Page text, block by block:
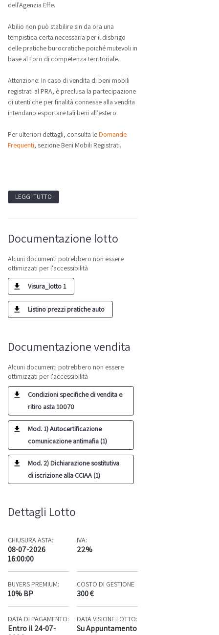
dell'Agenzia Effe.
Abilio non può stabilire sin da ora una
tempistica certa necessaria per il disbrigo
delle pratiche burocratiche poiché mutevoli in
base al Foro di competenza territoriale.
Attenzione: In caso di vendita di beni mobili
registrati al PRA, è preclusa la partecipazione
di utenti che per finalità connesse alla vendita
intendano esportare tali beni all’estero.
Per ulteriori dettagli, consulta leDomande
Frequenti, sezione Beni Mobili Registrati.
LEGGI TUTTO
Documentazione lotto
Alcuni documenti potrebbero non essere
ottimizzati per l'accessibilità
Visura_lotto 1
Listino prezzi pratiche auto
Documentazione vendita
Alcuni documenti potrebbero non essere
ottimizzati per l'accessibilità
Condizioni specifiche di vendita e
ritiro asta 10070
Mod. 1) Autocertificazione
comunicazione antimafia (1)
Mod. 2) Dichiarazione sostitutiva
di iscrizione alla CCIAA (1)
Dettagli Lotto
CHIUSURA ASTA:
08-07-2026
16:00:00
IVA:
22%
BUYERS PREMIUM:
10% BP
COSTO DI GESTIONE
300 €
DATA DI PAGAMENTO:
Entro il 24-07-
DATA VISIONE LOTTO:
Su Appuntamento